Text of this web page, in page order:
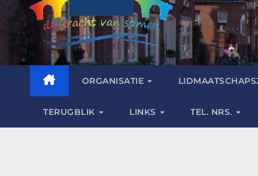
ORGANISATIE
TERUGBLIK LINKS TEL. NRS.